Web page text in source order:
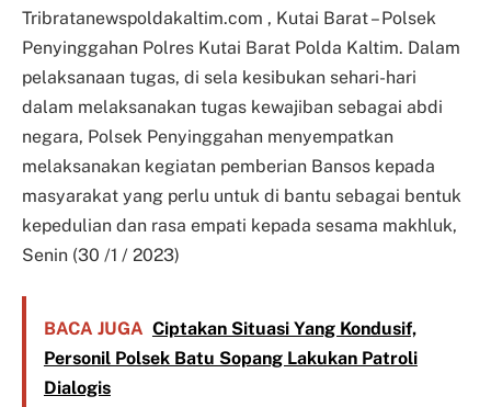
Tribratanewspoldakaltim.com , Kutai Barat – Polsek
Penyinggahan Polres Kutai Barat Polda Kaltim. Dalam
pelaksanaan tugas, di sela kesibukan sehari-hari
dalam melaksanakan tugas kewajiban sebagai abdi
negara, Polsek Penyinggahan menyempatkan
melaksanakan kegiatan pemberian Bansos kepada
masyarakat yang perlu untuk di bantu sebagai bentuk
kepedulian dan rasa empati kepada sesama makhluk,
Senin (30 /1 / 2023)
BACA JUGA Ciptakan Situasi Yang Kondusif,
Personil Polsek Batu Sopang Lakukan Patroli
Dialogis